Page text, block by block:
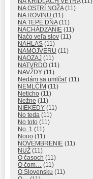
NA OSTRÍ NOŽA(11)
NA ROVINU (11)
NA TEPE DŇA(11)
NACHÁDZANIE (11)
Načo veľa slov (11)
NAHLAS (11)
NAMOJVERU (11)
NAOZAJ (11)
NATVRDO (11)
NAVŽDY (11)
Nedám sa umlčať (11)
NEMLČÍM (11)
Neticho (11)
Nežne (11)
NIEKEDY (11)
No teda (11)
No toto (11)
No. 1 (11)
Nooo (11)
NOVEMBRENIE (11)
NUŽ (11)
O časoch (11)
O čom… (11)
O Slovensku (11)